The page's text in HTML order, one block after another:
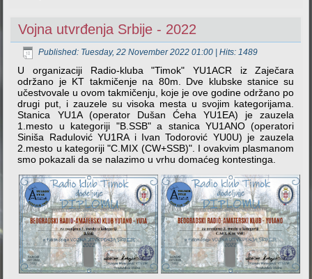
Vojna utvrđenja Srbije - 2022
Published: Tuesday, 22 November 2022 01:00 | Hits: 1489
U organizaciji Radio-kluba "Timok" YU1ACR iz Zaječara
održano je KT takmičenje na 80m. Dve klubske stanice su
učestvovale u ovom takmičenju, koje je ove godine održano po
drugi put, i zauzele su visoka mesta u svojim kategorijama.
Stanica YU1A (operator Dušan Ćeha YU1EA) je zauzela
1.mesto u kategoriji "B.SSB" a stanica YU1ANO (operatori
Siniša Radulović YU1RA i Ivan Todorović YU0U) je zauzela
2.mesto u kategoriji "C.MIX (CW+SSB)". I ovakvim plasmanom
smo pokazali da se nalazimo u vrhu domaćeg kontestinga.